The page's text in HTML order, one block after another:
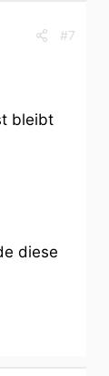
#7
bleibt
diese